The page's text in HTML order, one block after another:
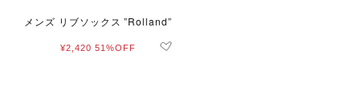
メンズ リブソックス ”Rolland”
¥2,420 51%OFF